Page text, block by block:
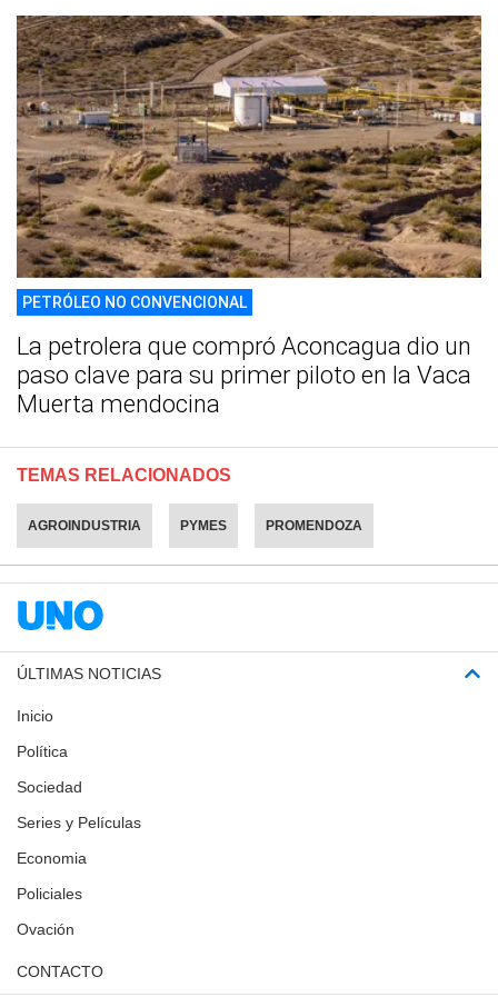
PETRÓLEO NO CONVENCIONAL
La petrolera que compró Aconcagua dio un
paso clave para su primer piloto en la Vaca
Muerta mendocina
TEMAS RELACIONADOS
AGROINDUSTRIA PYMES PROMENDOZA
ÚLTIMAS NOTICIAS
Inicio
Política
Sociedad
Series y Películas
Economia
Policiales
Ovación
CONTACTO